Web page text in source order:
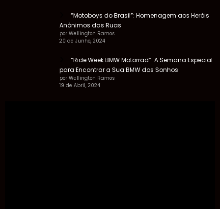
“Motoboys do Brasil”: Homenagem aos Heróis
Anônimos das Ruas
por Wellington Ramos
20 de Junho, 2024
“Ride Week BMW Motorrad”: A Semana Especial
para Encontrar a Sua BMW dos Sonhos
por Wellington Ramos
19 de Abril, 2024